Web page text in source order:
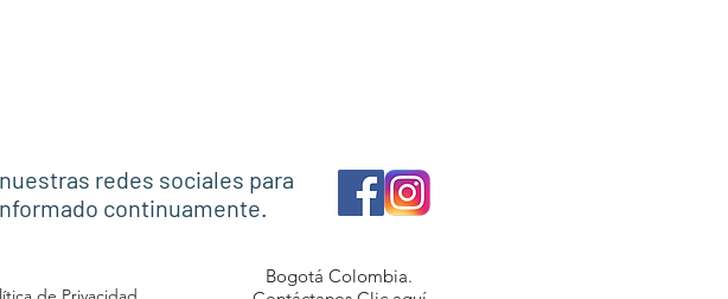
redes sociales para
continuamente.
Bogotá Colombia.